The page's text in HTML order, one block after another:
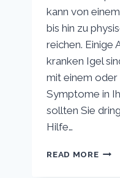
kann von
bis hin zu
reichen. Einige
kranken Igel
mit einem
Symptome in
sollten Sie
Hilfe…
READ MOREWIE